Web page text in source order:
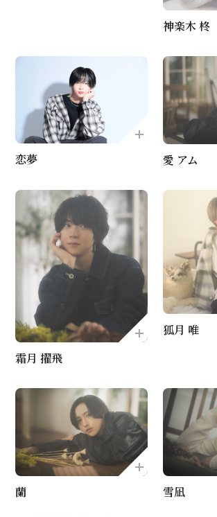
神楽木 柊
恋夢 愛 アム
霜月 擢飛
狐月 唯
蘭 雪凪